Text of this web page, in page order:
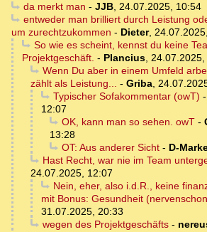
da merkt man - JJB, 24.07.2025, 10:54
entweder man brilliert durch Leistung
um zurechtzukommen - Dieter,
So wie es scheint, kennst du keine
Projektgeschäft. - Plancius, 24.07.2025,
Wenn Du aber in einem Umfeld
zählt als Leistung... - Griba,
Typischer Sofakommentar (owT) -
12:07
OK, kann man so sehen. owT-
13:28
OT: Aus anderer Sicht- D-
Hast Recht, war nie im Team
24.07.2025, 12:07
Nein, eher, also i.d.R., keine
mit Bonus: Gesundheit
31.07.2025, 20:33
wegen des Projektgeschäfts-